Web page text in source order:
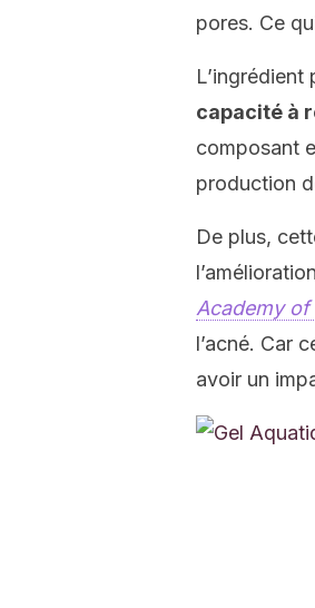
pores. Ce
capacité à
composant
production
De plus,
Academy
l’acné. Car
avoir un